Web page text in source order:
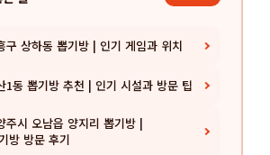
구 상하동 뽑기방 | 인기 게임과 위치
1동 뽑기방 추천 | 인기 시설과 방문 팁
주시 오남읍 양지리 뽑기방 |
방 방문 후기